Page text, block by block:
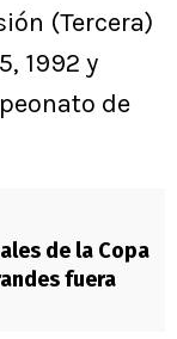
(Tercera)
1992 y
de
de la Copa
fuera